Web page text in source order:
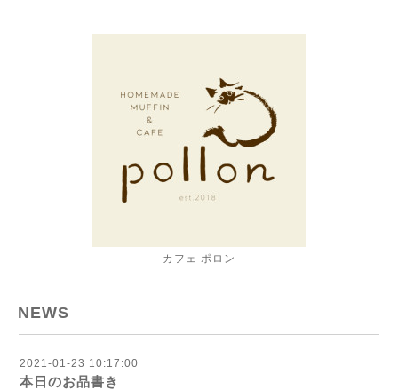
カフェ ポロン
NEWS
2021-01-23 10:17:00
本日のお品書き